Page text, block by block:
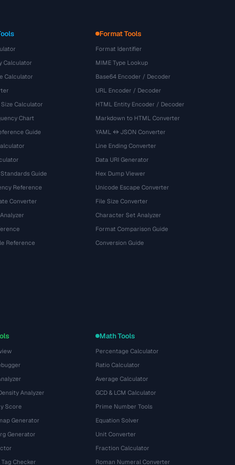
Calculator
Calculator
Calculator
Chart
Guide
Guide
Reference
Converter
Reference
Format Tools
Format Identifier
MIME Type Lookup
Base64 Encoder / Decoder
URL Encoder / Decoder
HTML Entity Encoder / Decoder
Markdown to HTML Converter
YAML ↔ JSON Converter
Line Ending Converter
Data URI Generator
Hex Dump Viewer
Unicode Escape Converter
File Size Converter
Character Set Analyzer
Format Comparison Guide
Conversion Guide
Analyzer
Score
Generator
Generator
Checker
Math Tools
Percentage Calculator
Ratio Calculator
Average Calculator
GCD & LCM Calculator
Prime Number Tools
Equation Solver
Unit Converter
Fraction Calculator
Roman Numeral Converter